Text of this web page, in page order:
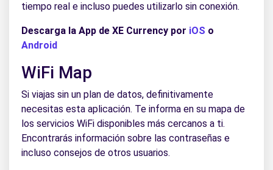
tiempo real e incluso puedes utilizarlo sin conexión.
Descarga la App de XE Currency por iOS o
Android
WiFi Map
Si viajas sin un plan de datos, definitivamente
necesitas esta aplicación. Te informa en su mapa de
los servicios WiFi disponibles más cercanos a ti.
Encontrarás información sobre las contraseñas e
incluso consejos de otros usuarios.